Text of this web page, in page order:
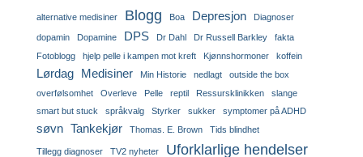
alternative medisiner Blogg Boa Depresjon Diagnoser
dopamin Dopamine DPS Dr Dahl Dr Russell Barkley
fakta
Fotoblogg
hjelp pelle i kampen mot kreft Kjønnshormoner koffein
Lørdag Medisiner Min Historie nedlagt
outside the box
overfølsomhet
Overleve Pelle reptil Ressursklinikken
slange
smart but stuck
språkvalg Styrker sukker symptomer på ADHD
søvn Tankekjør Thomas. E. Brown Tids blindhet
Tillegg diagnoser TV2 nyheter Uforklarlige hendelser